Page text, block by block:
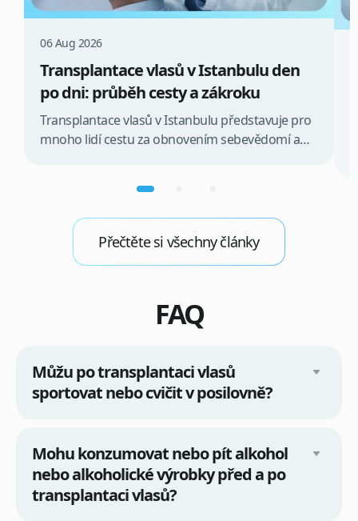
06 Aug 2026
Transplantace vlasů v Istanbulu den
po dni: průběh cesty a zákroku
Transplantace vlasů v Istanbulu představuje pro
mnoho lidí cestu za obnovením sebevědomí a
maximalizoval komfort pacienta. Od prvního
kontaktu s klinikou, přes přílet do Istanbulu,
samotný zákrok, až po pooperační péči, je každý
krok řízen zkušeným týmem. Cílem je zajistit […]
Přečtěte si všechny články
FAQ
Můžu po transplantaci vlasů
sportovat nebo cvičit v posilovně?
Mohu konzumovat nebo pít alkohol
nebo alkoholické výrobky před a po
transplantaci vlasů?